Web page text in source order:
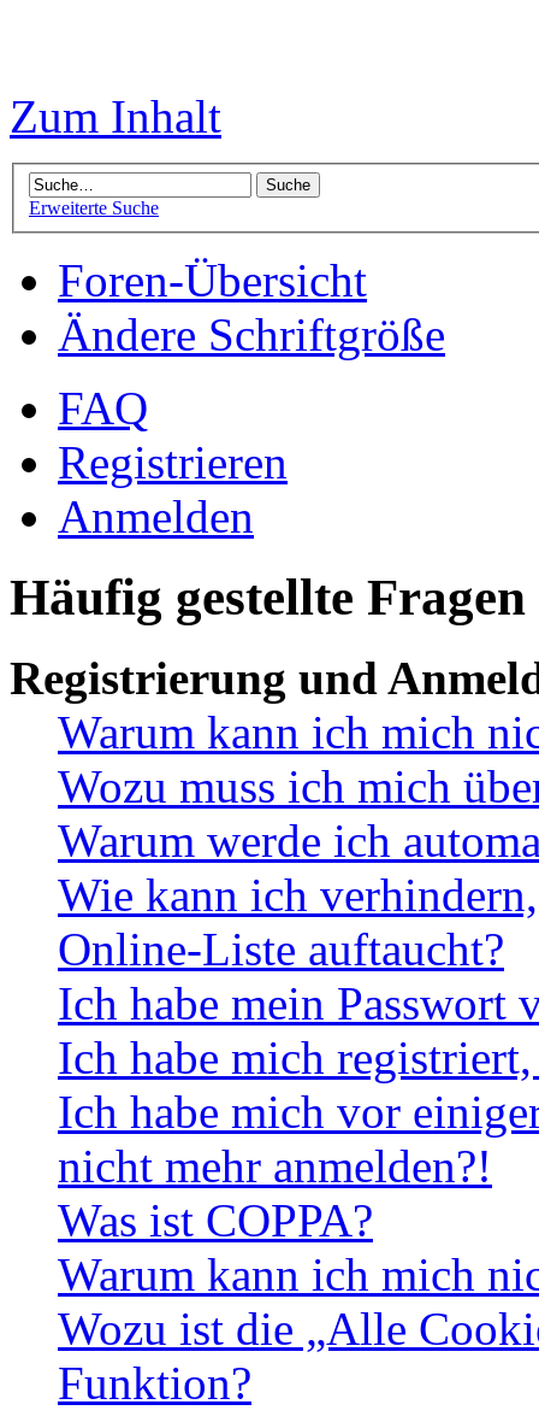
Zum Inhalt
Erweiterte Suche
Foren-Übersicht
Ändere Schriftgröße
FAQ
Registrieren
Anmelden
Häufig gestellte Fragen
Registrierung und
Warum kann ich mich
Wozu muss ich mich
Warum werde ich
Wie kann ich
Online-Liste auftaucht?
Ich habe mein Passwort
Ich habe mich
Ich habe mich vor
nicht mehr anmelden?!
Was ist COPPA?
Warum kann ich mich
Wozu ist die „Alle
Funktion?